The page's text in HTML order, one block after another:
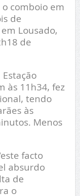
comboio em
de
Lousado,
de
Estação
às 11h34, fez
tendo
às
Menos
facto
absurdo
de
o